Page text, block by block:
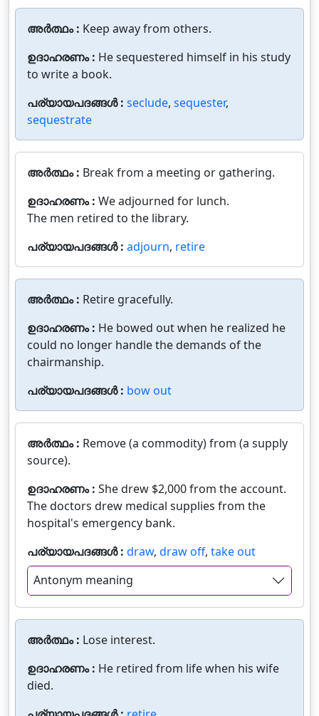
അർത്ഥം : Keep away from others.
ഉദാഹരണം : He sequestered himself in his study
to write a book.
പര്യായപദങ്ങൾ : seclude, sequester,
sequestrate
അർത്ഥം : Break from a meeting or gathering.
ഉദാഹരണം : We adjourned for lunch.
The men retired to the library.
പര്യായപദങ്ങൾ : adjourn, retire
അർത്ഥം : Retire gracefully.
ഉദാഹരണം : He bowed out when he realized he
could no longer handle the demands of the
chairmanship.
പര്യായപദങ്ങൾ : bow out
അർത്ഥം : Remove (a commodity) from (a supply
source).
ഉദാഹരണം : She drew $2,000 from the account.
The doctors drew medical supplies from the
hospital's emergency bank.
പര്യായപദങ്ങൾ : draw, draw off, take out
Antonym meaning
അർത്ഥം : Lose interest.
ഉദാഹരണം : He retired from life when his wife
died.